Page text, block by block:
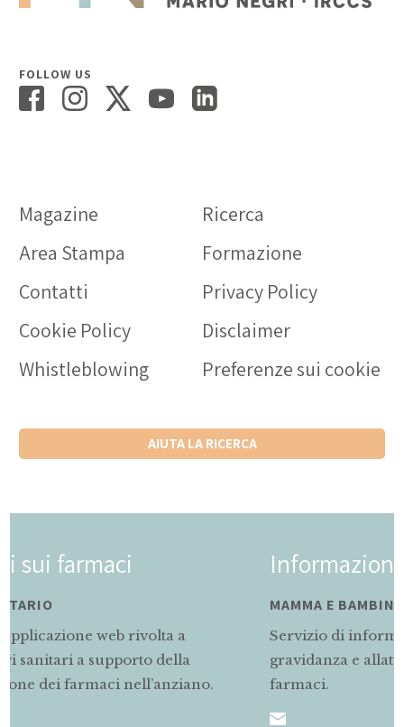
FOLLOW US
Magazine
Ricerca
Area Stampa
Formazione
Contatti
Privacy Policy
Cookie Policy
Disclaimer
Whistleblowing
Preferenze sui cookie
AIUTA LA RICERCA
Informazioni sui farmaci
Servizio di informazioni rivolto alle mamme
gravidanza e allattamento sul corretto uso dei
farmaci.